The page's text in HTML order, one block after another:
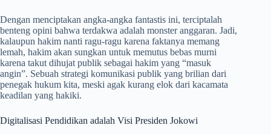
Dengan menciptakan angka-angka fantastis ini, terciptalah
benteng opini bahwa terdakwa adalah monster anggaran. Jadi,
kalaupun hakim nanti ragu-ragu karena faktanya memang
lemah, hakim akan sungkan untuk memutus bebas murni
karena takut dihujat publik sebagai hakim yang “masuk
angin”. Sebuah strategi komunikasi publik yang brilian dari
penegak hukum kita, meski agak kurang elok dari kacamata
keadilan yang hakiki.
Digitalisasi Pendidikan adalah Visi Presiden Jokowi